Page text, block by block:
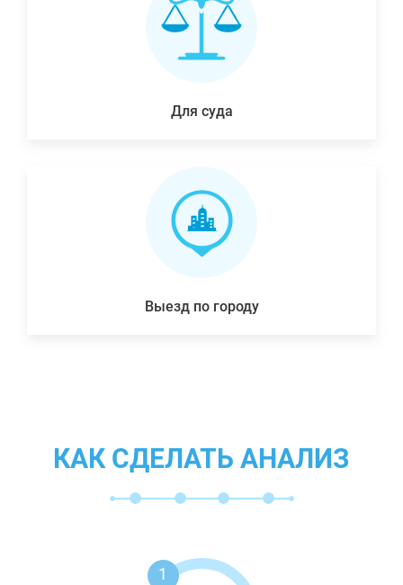
Для суда
Выезд по городу
КАК СДЕЛАТЬ АНАЛИЗ
1